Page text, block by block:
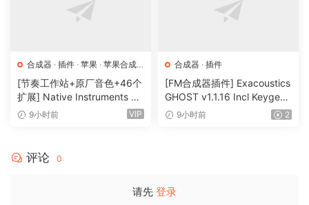
合成器 · 插件 · 苹果 · 苹果合成
器
[节奏工作站+原厂音色+46个
扩展] Native Instruments M
aschine 3.6.0-HCiSO [Mac
9小时前 VIP
合成器 · 插件
[FM合成器插件] Exacoustics
GHOST v1.1.16 Incl Keygen-
R2R [WiN]（12.1MB）
9小时前 2
评论 0
请先 登录